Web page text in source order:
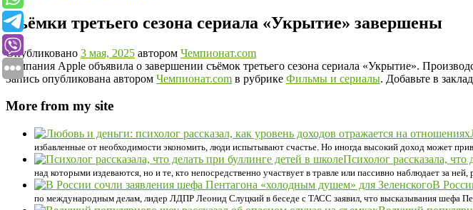
Cъёмки третьего сезона сериала «Укрытие» завершены
Опубликовано 3 мая, 2025 автором Чемпионат.com
Компания Apple объявила о завершении съёмок третьего сезона сериала «Укрытие».
Запись опубликована автором Чемпионат.com в рубрике Фильмы и сериалы. Добавьте в
More from my site
избавленные от необходимости экономить, люди испытывают счастье. Но иногда высокий доход может
Психолог рассказала,
над которыми издеваются, но и те, кто непосредственно участвует в травле или пассивно наблюдает за ней,
В
по международным делам, лидер ЛДПР Леонид Слуцкий в беседе с ТАСС заявил, что высказывания шефа